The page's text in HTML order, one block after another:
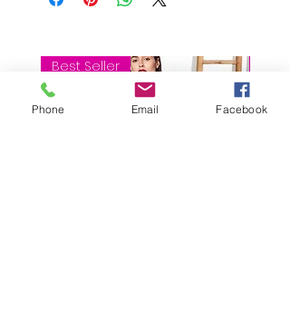
Best Seller
Phone Email Facebook